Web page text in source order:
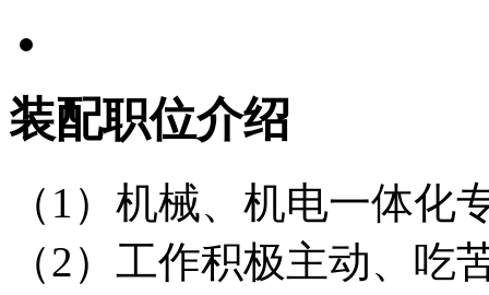
装配职位介绍
（1）机械、机电一体化
（2）工作积极主动、吃